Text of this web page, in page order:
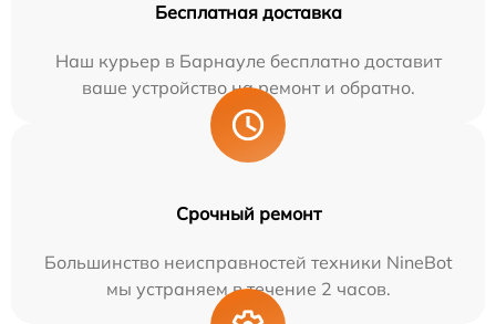
Бесплатная доставка
Наш курьер в Барнауле бесплатно доставит
ваше устройство на ремонт и обратно.
Срочный ремонт
Большинство неисправностей техники NineBot
мы устраняем в течение 2 часов.